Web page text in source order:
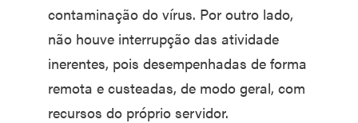
contaminação do vírus. Por outro lado,
não houve interrupção das atividade
inerentes, pois desempenhadas de forma
remota e custeadas, de modo geral, com
recursos do próprio servidor.